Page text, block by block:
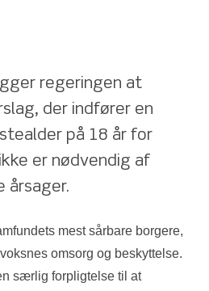
regeringen at
der indfører en
på 18 år for
er nødvendig af
årsager.
mest sårbare borgere,
omsorg og beskyttelse.
særlig forpligtelse til at